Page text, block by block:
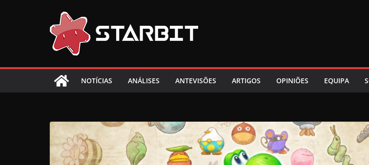
NOTÍCIAS ANÁLISES ANTEVISÕES ARTIGOS OPINIÕES EQUIPA